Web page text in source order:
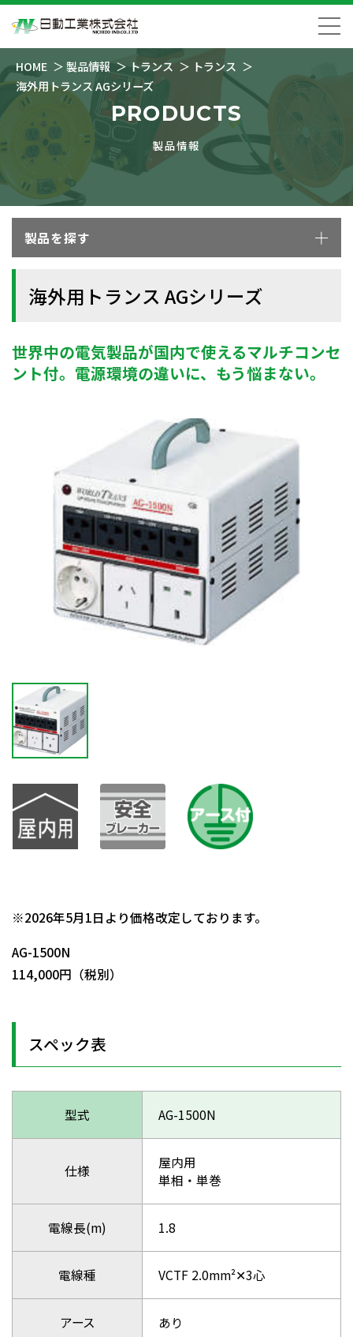
HOME 製品情報 トランス
トランス
海外用トランス AGシリーズ
PRODUCTS
製品情報
製品を探す
海外用トランス AGシリーズ
世界中の電気製品が国内で使えるマルチコンセ
ント付。電源環境の違いに、もう悩まない。
※2026年5月1日より価格改定しております。
AG-1500N
114,000円（税別）
スペック表
型式 AG-1500N
仕様
屋内用
単相・単巻
電線長(m) 1.8
電線種 VCTF 2.0mm²✕3心
アース あり